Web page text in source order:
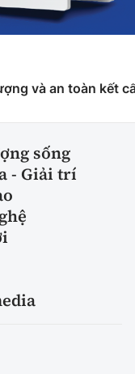
và an toàn kết
sống
- Giải trí